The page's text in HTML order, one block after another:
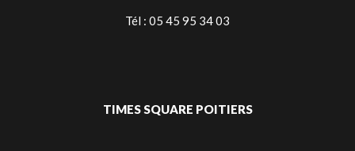
Tél : 05 45 95 34 03
TIMES SQUARE POITIERS